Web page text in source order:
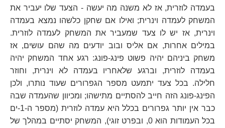
בעמדה לוזרית, אז לא משנה מה יעשה - הצעד שלו יעביר את
המשחק לעמדה וינרית; ואילו אם שחקן כלשהו נמצא בעמדה
וינרית, אז יש לו צעד שמעביר את המשחק לעמדה לוזרית.
במילים אחרות, אם אליס ובוב יודעים מה שהם עושים, אז
משחק ביניהם יהיה פשוט פינג-פונג: רגע אחד המשחק יהיה
בעמדה לוזרית, וברגע שלאחריו בעמדה לא וינרית, וחוזר
חלילה. בכל צעד יתמעט מספר הגפרורים שעוד נותרו, ולכן
הפינג-פונג הזה חייב להסתיים מתישהו; ומכיוון שהעמדה שבה
כבר אין יותר גפרורים בכלל היא עמדה לוזרית (מספר ה-1-ים
בכל העמודות הוא 0, ובפרט זוגי), המשחק יסתיים במהלך של